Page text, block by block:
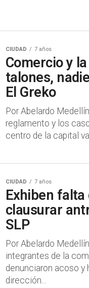
CIUDAD 7 años
Comercio y
talones,
El Greko
Por Abelardo
reglamento y los
centro de la capital
CIUDAD 7 años
Exhiben falta
clausurar
SLP
Por Abelardo
integrantes de la
denunciaron acoso y
dirección...